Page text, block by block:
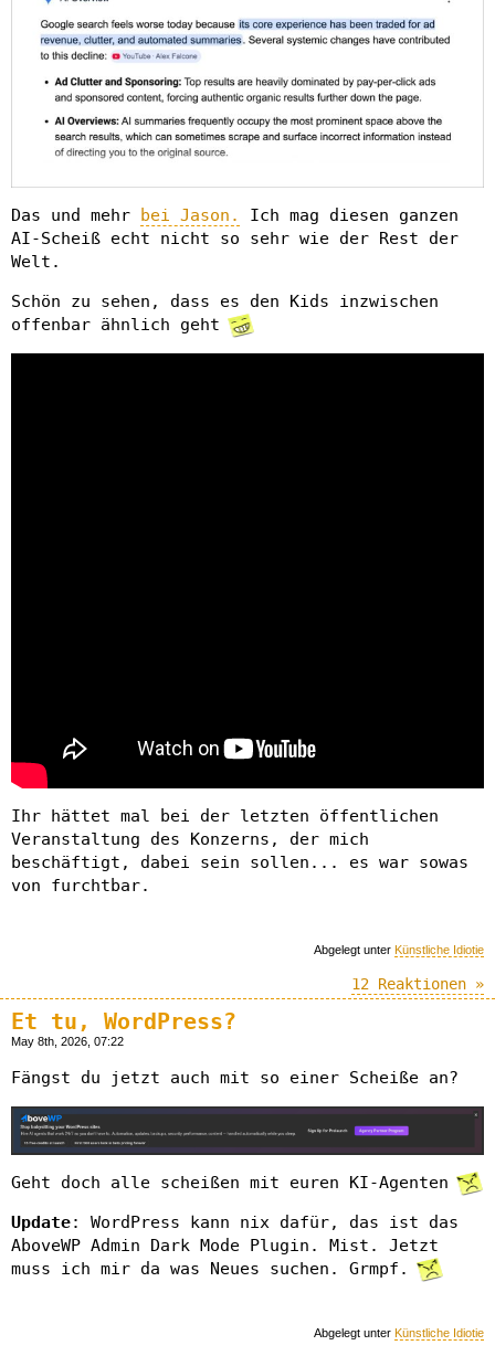
Das und mehr bei Jason.
Ich mag diesen ganzen
AI-Scheiß echt nicht so sehr wie der Rest der
Welt.
Schön zu sehen, dass es den Kids inzwischen
offenbar ähnlich geht
Ihr hättet mal bei der letzten öffentlichen
Veranstaltung des Konzerns, der mich
beschäftigt, dabei sein sollen... es war sowas
von furchtbar.
Abgelegt unter Künstliche Idiotie
12 Reaktionen »
Et tu, WordPress?
May 8th, 2026, 07:22
Fängst du jetzt auch mit so einer Scheiße an?
Geht doch alle scheißen mit euren KI-Agenten
Update: WordPress kann nix dafür, das ist das
AboveWP Admin Dark Mode Plugin. Mist. Jetzt
muss ich mir da was Neues suchen. Grmpf.
Abgelegt unter Künstliche Idiotie